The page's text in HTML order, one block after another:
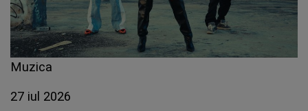
Muzica
27 iul 2026